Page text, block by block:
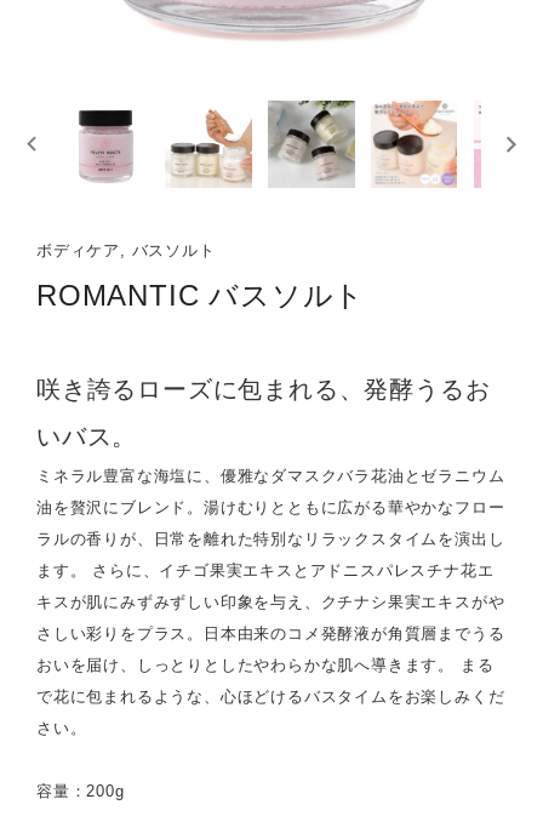
ボディケア, バスソルト
ROMANTIC バスソルト
咲き誇るローズに包まれる、発酵うるお
いバス。
ミネラル豊富な海塩に、優雅なダマスクバラ花油とゼラニウム
油を贅沢にブレンド。湯けむりとともに広がる華やかなフロー
ラルの香りが、日常を離れた特別なリラックスタイムを演出し
ます。 さらに、イチゴ果実エキスとアドニスパレスチナ花エ
キスが肌にみずみずしい印象を与え、クチナシ果実エキスがや
さしい彩りをプラス。日本由来のコメ発酵液が角質層までうる
おいを届け、しっとりとしたやわらかな肌へ導きます。 まる
で花に包まれるような、心ほどけるバスタイムをお楽しみくだ
さい。
容量：200g